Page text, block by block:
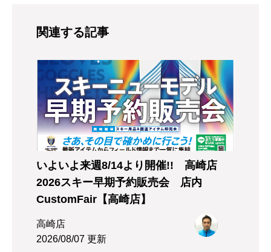
関連する記事
いよいよ来週8/14より開催!! 高崎店
2026スキー早期予約販売会 店内
CustomFair【高崎店】
高崎店
2026/08/07 更新